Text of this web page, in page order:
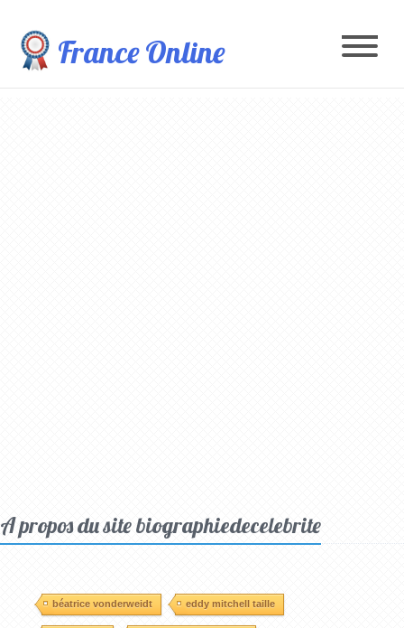
France Online
A propos du site biographiedecelebrite
béatrice vonderweidt eddy mitchell taille